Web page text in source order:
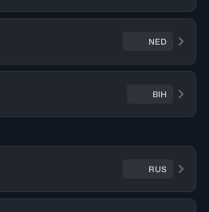
NED
BIH
RUS